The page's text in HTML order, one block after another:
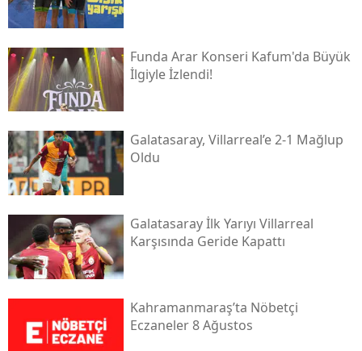
Funda Arar Konseri Kafum'da Büyük
İlgiyle İzlendi!
Galatasaray, Villarreal’e 2-1 Mağlup
Oldu
Galatasaray İlk Yarıyı Villarreal
Karşısında Geride Kapattı
Kahramanmaraş’ta Nöbetçi
Eczaneler 8 Ağustos